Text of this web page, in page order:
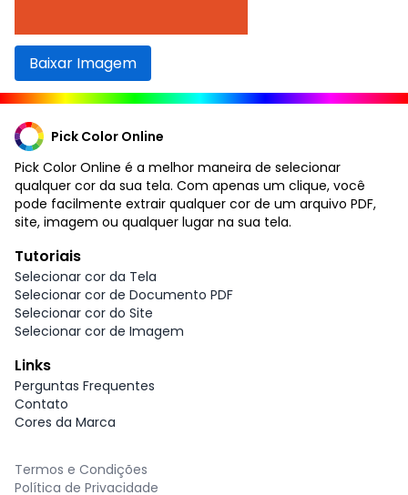
Baixar Imagem
Pick Color Online
Pick Color Online é a melhor maneira de selecionar
qualquer cor da sua tela. Com apenas um clique, você
pode facilmente extrair qualquer cor de um arquivo PDF,
site, imagem ou qualquer lugar na sua tela.
Tutoriais
Selecionar cor da Tela
Selecionar cor de Documento PDF
Selecionar cor do Site
Selecionar cor de Imagem
Links
Perguntas Frequentes
Contato
Cores da Marca
Termos e Condições
Política de Privacidade